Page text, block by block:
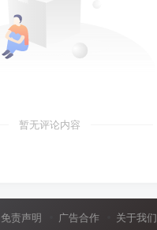
暂无评论内容
免责声明 广告合作 关于我们